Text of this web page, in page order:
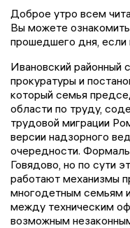
Доброе утро всем
Вы можете
прошедшего дня, если
Ивановский районный
прокуратуры и
который семья
области по труду,
трудовой миграции
версии надзорного
очередности.
Говядово, но по сути
работают механизмы
многодетным семьям
между техническим
возможным